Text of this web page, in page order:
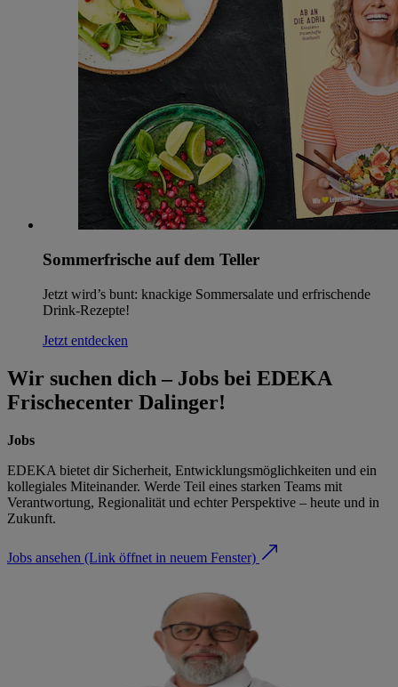
Sommerfrische auf dem Teller
Jetzt wird’s bunt: knackige Sommersalate und erfrischende
Drink-Rezepte!
Jetzt entdecken
Wir suchen dich – Jobs bei EDEKA
Frischecenter Dalinger!
Jobs
EDEKA bietet dir Sicherheit, Entwicklungsmöglichkeiten und ein
kollegiales Miteinander. Werde Teil eines starken Teams mit
Verantwortung, Regionalität und echter Perspektive – heute und in
Zukunft.
Jobs ansehen (Link öffnet in neuem Fenster)